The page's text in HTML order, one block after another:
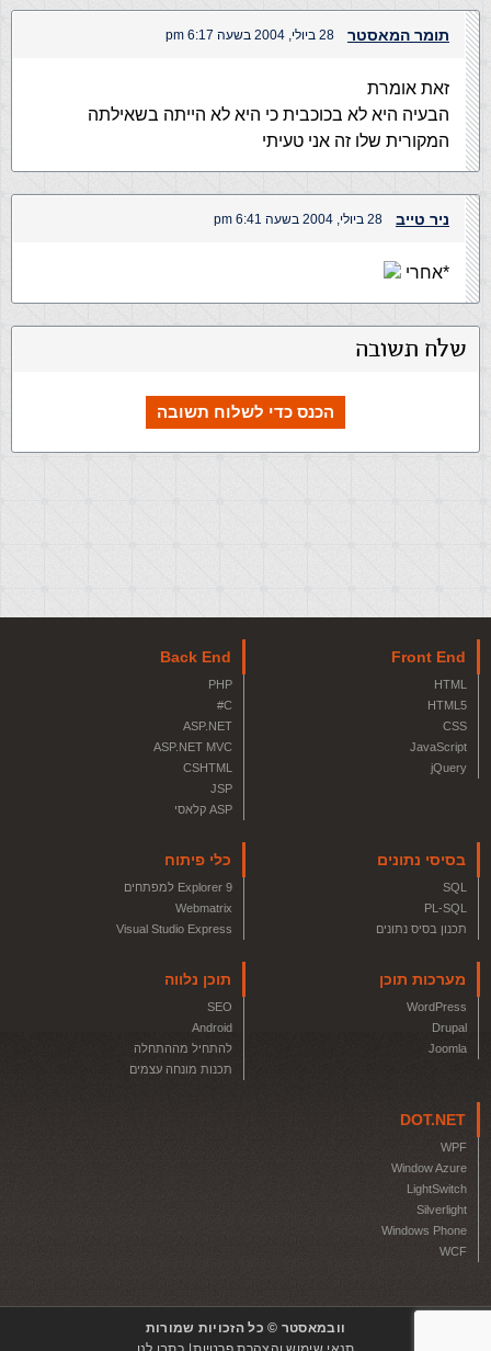
תומר המאסטר 28 ביולי, 2004 בשעה 6:17 pm
זאת אומרת
הבעיה היא לא בכוכבית כי היא לא הייתה בשאילתה
המקורית שלו זה אני טעיתי
ניר טייב 28 ביולי, 2004 בשעה 6:41 pm
*אחרי
שלח תשובה
הכנס כדי לשלוח תשובה
Front End
HTML
HTML5
CSS
JavaScript
jQuery
Back End
PHP
C#
ASP.NET
ASP.NET MVC
CSHTML
JSP
ASP קלאסי
בסיסי נתונים
SQL
PL-SQL
תכנון בסיס נתונים
כלי פיתוח
Explorer 9 למפתחים
Webmatrix
Visual Studio Express
מערכות תוכן
WordPress
Drupal
Joomla
תוכן נלווה
SEO
Android
להתחיל מההתחלה
תכנות מונחה עצמים
DOT.NET
WPF
Window Azure
LightSwitch
Silverlight
Windows Phone
WCF
וובמאסטר © כל הזכויות שמורות